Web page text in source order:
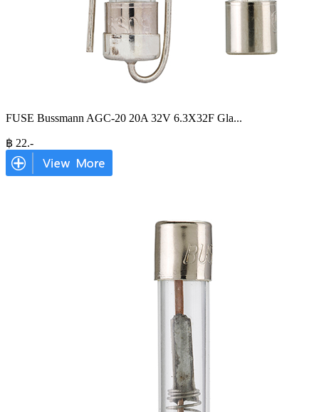
FUSE Bussmann AGC-20 20A 32V 6.3X32F Gla...
฿ 22.-